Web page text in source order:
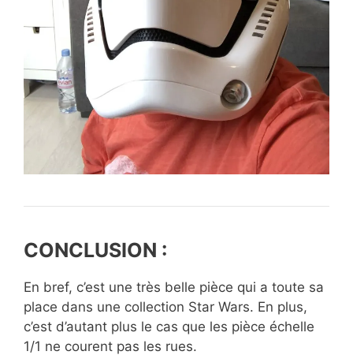
CONCLUSION :
En bref, c’est une très belle pièce qui a toute sa
place dans une collection Star Wars. En plus,
c’est d’autant plus le cas que les pièce échelle
1/1 ne courent pas les rues.